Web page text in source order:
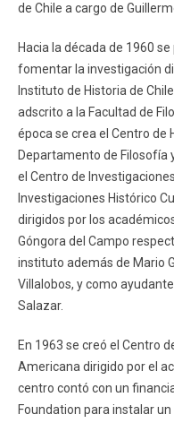
de Chile a cargo de
Hacia la década de 1960
fomentar la investigación
Instituto de Historia de
adscrito a la Facultad de
época se crea el Centro de
Departamento de Filosofía
el Centro de
Investigaciones Histórico
dirigidos por los
Góngora del Campo
instituto además de Mario
Villalobos, y como
Salazar.
En 1963 se creó el Centro
Americana dirigido por el
centro contó con un
Foundation para instalar